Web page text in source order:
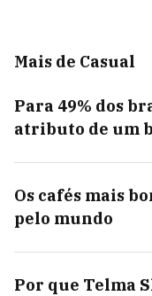
Mais de Casual
Para 49% dos
atributo de um
Os cafés mais
pelo mundo
Por que Telma